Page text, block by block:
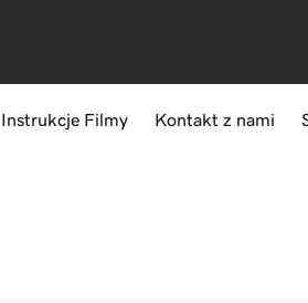
Instrukcje Filmy Kontakt z nami